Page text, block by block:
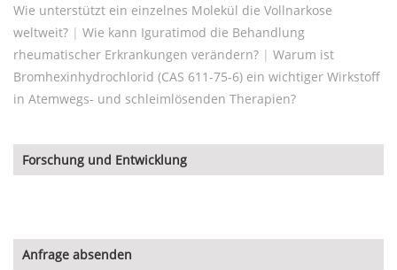
Wie unterstützt ein einzelnes Molekül die Vollnarkose
weltweit? | Wie kann Iguratimod die Behandlung
rheumatischer Erkrankungen verändern? | Warum ist
Bromhexinhydrochlorid (CAS 611-75-6) ein wichtiger Wirkstoff
in Atemwegs- und schleimlösenden Therapien?
Forschung und Entwicklung
Anfrage absenden